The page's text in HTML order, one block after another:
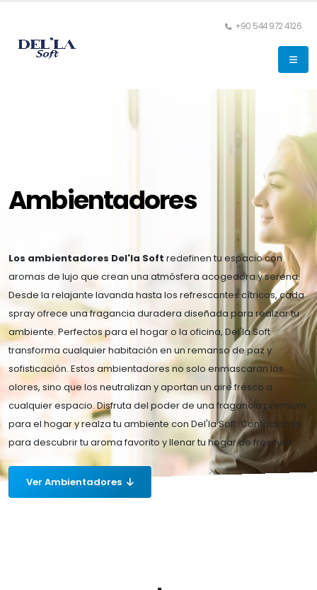
+90 544 972 4126
Ambientadores
Los ambientadores Del'la Soft redefinen tu espacio con
aromas de lujo que crean una atmósfera acogedora y serena.
Desde la relajante lavanda hasta los refrescantes cítricos, cada
spray ofrece una fragancia duradera diseñada para realzar tu
ambiente. Perfectos para el hogar o la oficina, Del'la Soft
transforma cualquier habitación en un remanso de paz y
sofisticación. Estos ambientadores no solo enmascaran los
olores, sino que los neutralizan y aportan un aire fresco a
cualquier espacio. Disfruta del poder de una fragancia premium
para el hogar y realza tu ambiente con Del'la Soft. Contáctanos
para descubrir tu aroma favorito y llenar tu hogar de frescura.
Ver Ambientadores